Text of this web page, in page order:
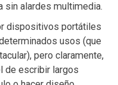
sin alardes multimedia.
dispositivos portátiles
usos (que
pero claramente,
de escribir largos